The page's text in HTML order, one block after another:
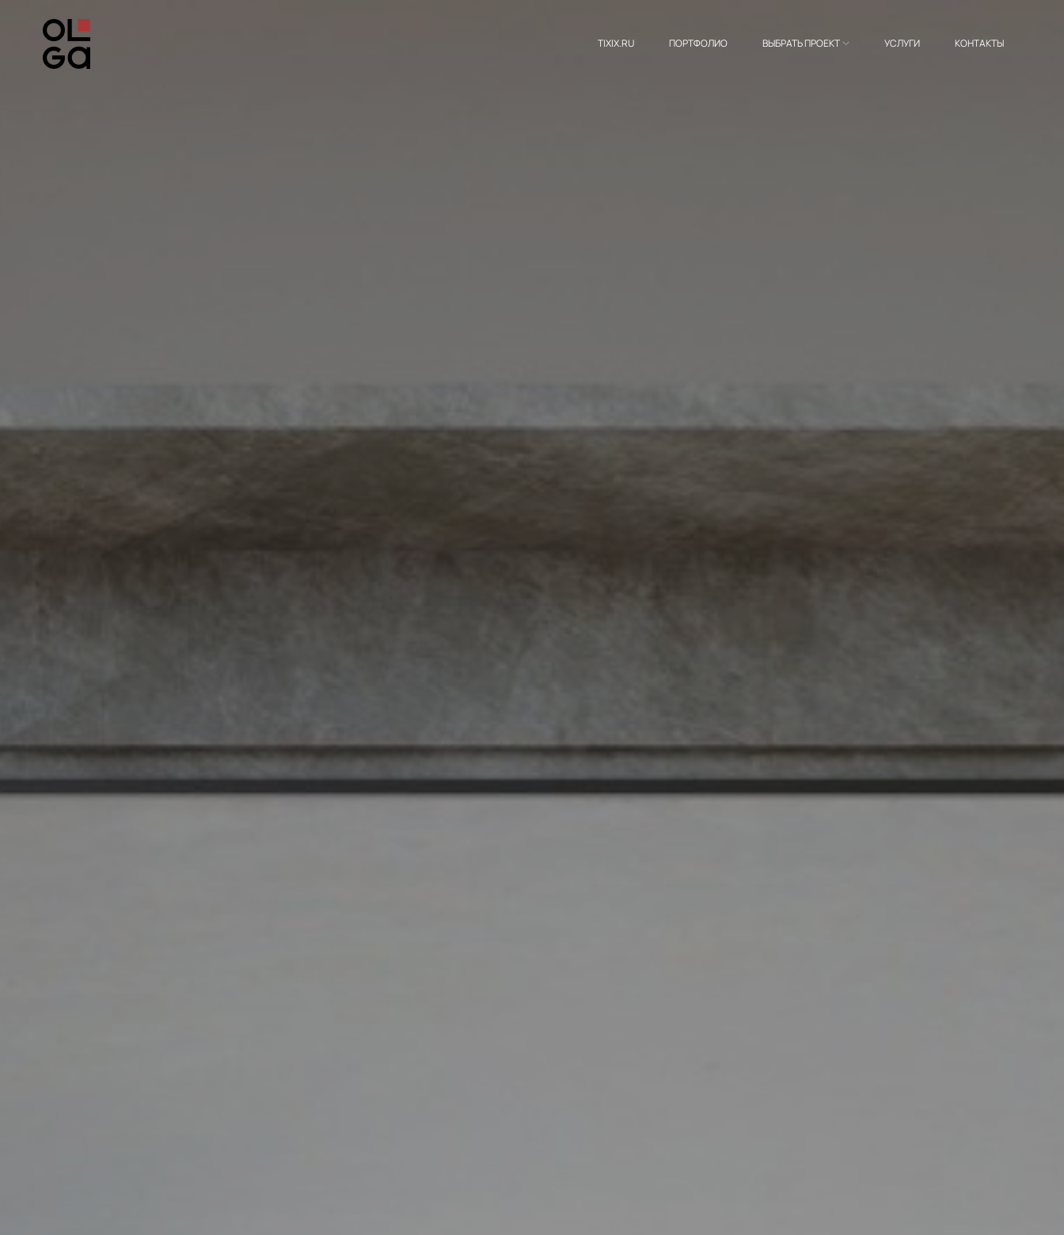
TIXIX.RU ПОРТФОЛИО ВЫБРАТЬ ПРОЕКТ УСЛУГИ КОНТАКТЫ